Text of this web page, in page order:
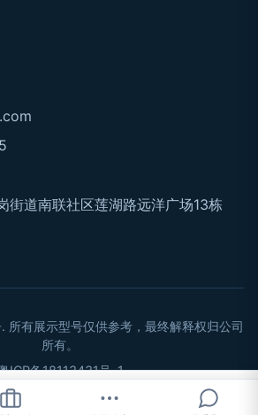
街道南联社区莲湖路远洋广场13栋
有展示型号仅供参考，最终解释权归公司
所有。
ICP备18113431号-1